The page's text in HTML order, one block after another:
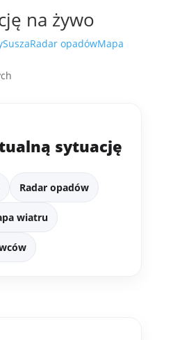
na żywo
SuszaRadar opadówMapa
sytuację
Radar opadów
wiatru